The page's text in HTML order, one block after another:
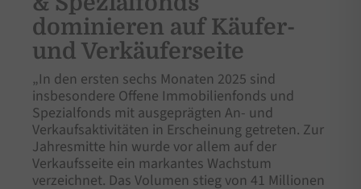
dominieren auf Käufer-
und Verkäuferseite
„In den ersten sechs Monaten 2025 sind
insbesondere Offene Immobilienfonds und
Spezialfonds mit ausgeprägten An- und
Verkaufsaktivitäten in Erscheinung getreten. Zur
Jahresmitte hin wurde vor allem auf der
Verkaufsseite ein markantes Wachstum
verzeichnet. Das Volumen stieg von 41 Millionen